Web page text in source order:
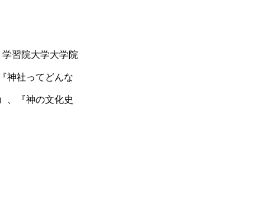
習院大学大学院
神社ってどんな
、『神の文化史